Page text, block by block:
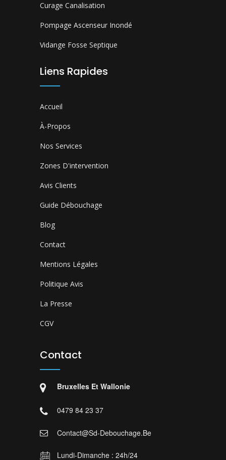
Curage Canalisation
Pompage Ascenseur Inondé
Vidange Fosse Septique
Liens Rapides
Accueil
À-Propos
Nos Services
Zones D'intervention
Avis Clients
Guide Débouchage
Blog
Contact
Mentions Légales
Politique Avis
La Presse
CGV
Contact
Bruxelles Et Wallonie
0479 84 23 37
Contact@sd-Debouchage.be
Lundi-Dimanche : 24h/24